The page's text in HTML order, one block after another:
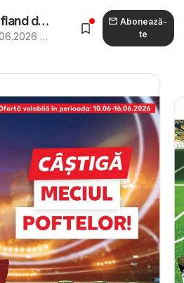
Catalog Kaufland de la 10.06.2026 - Revista "Kaufland Constanța"
de miercuri 10.06.2026 până marți 16.06.2026
Abonează-
te